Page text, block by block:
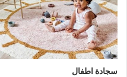
سجادة اطفال